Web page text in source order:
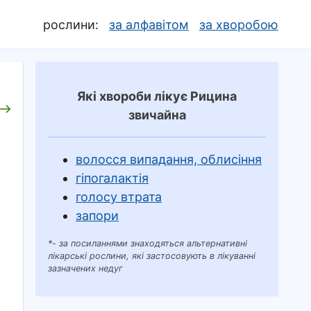
рослини: за алфавітом за хворобою
Які хвороби лікує Рицина
звичайна
волосся випадання, облисіння
гіпогалактія
голосу втрата
запори
*- за посиланнями знаходяться альтернативні
лікарські рослини, які застосовують в лікуванні
зазначених недуг